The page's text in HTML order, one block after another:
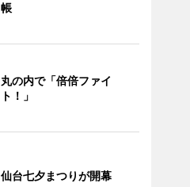
帳
丸の内で「倍倍ファイ
ト！」
仙台七夕まつりが開幕